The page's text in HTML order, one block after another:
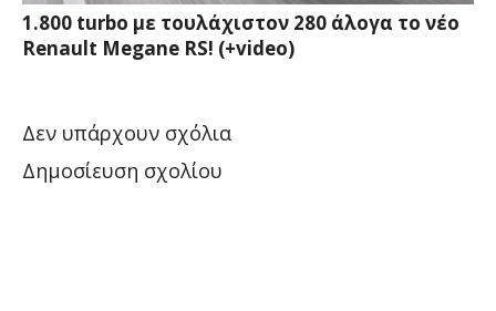
1.800 turbo με τουλάχιστον 280 άλογα το νέο
Renault Megane RS! (+video)
Δεν υπάρχουν σχόλια
Δημοσίευση σχολίου